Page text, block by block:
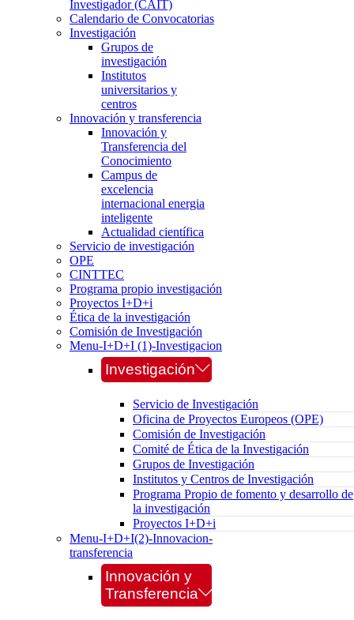
Investigador (CAIT)
Calendario de Convocatorias
Investigación
Grupos de
investigación
Institutos
universitarios y
centros
Innovación y transferencia
Innovación y
Transferencia del
Conocimiento
Campus de
excelencia
internacional energia
inteligente
Actualidad científica
Servicio de investigación
OPE
CINTTEC
Programa propio investigación
Proyectos I+D+i
Ética de la investigación
Comisión de Investigación
Menu-I+D+I (1)-Investigacion
Investigación
Servicio de Investigación
Oficina de Proyectos Europeos (OPE)
Comisión de Investigación
Comité de Ética de la Investigación
Grupos de Investigación
Institutos y Centros de Investigación
Programa Propio de fomento y desarrollo de
la investigación
Proyectos I+D+i
Menu-I+D+I(2)-Innovacion-
transferencia
Innovación y
Transferencia